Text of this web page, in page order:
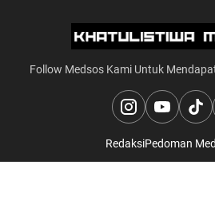
Follow Medsos Kami Untuk
RedaksiPedoman